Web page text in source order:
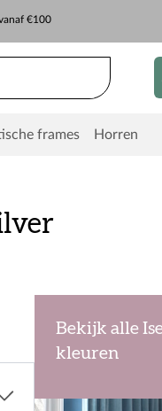
€100
frames Horren
Bekijk alle
kleuren